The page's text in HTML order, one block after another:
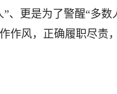
更是为了警醒“多数
作风，正确履职尽责